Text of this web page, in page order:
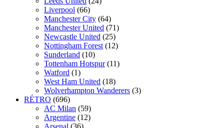
Liverpool (66)
Manchester City (64)
Manchester United (71)
Newcastle United (25)
Nottingham Forest (12)
Sunderland (10)
Tottenham Hotspur (11)
Watford (1)
West Ham United (18)
Wolverhampton Wanderers (3)
RÉTRO (696)
AC Milan (59)
Argentine (12)
Arsenal (36)